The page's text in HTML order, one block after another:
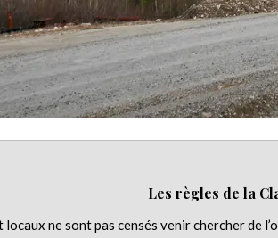
Les règles de la
ne sont pas censés venir chercher de